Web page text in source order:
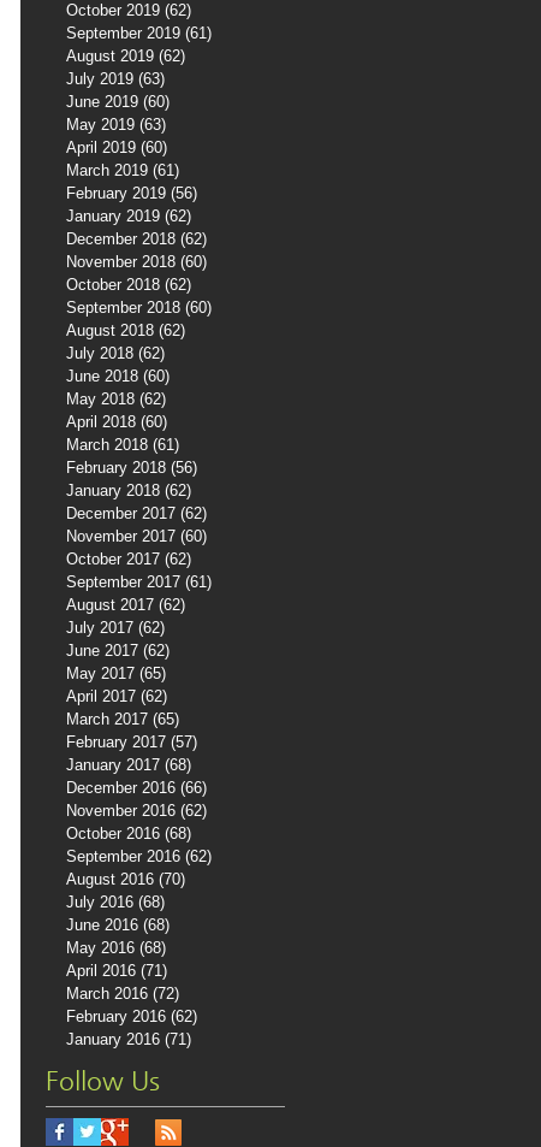
October 2019 (62)
September 2019 (61)
August 2019 (62)
July 2019 (63)
June 2019 (60)
May 2019 (63)
April 2019 (60)
March 2019 (61)
February 2019 (56)
January 2019 (62)
December 2018 (62)
November 2018 (60)
October 2018 (62)
September 2018 (60)
August 2018 (62)
July 2018 (62)
June 2018 (60)
May 2018 (62)
April 2018 (60)
March 2018 (61)
February 2018 (56)
January 2018 (62)
December 2017 (62)
November 2017 (60)
October 2017 (62)
September 2017 (61)
August 2017 (62)
July 2017 (62)
June 2017 (62)
May 2017 (65)
April 2017 (62)
March 2017 (65)
February 2017 (57)
January 2017 (68)
December 2016 (66)
November 2016 (62)
October 2016 (68)
September 2016 (62)
August 2016 (70)
July 2016 (68)
June 2016 (68)
May 2016 (68)
April 2016 (71)
March 2016 (72)
February 2016 (62)
January 2016 (71)
Follow Us